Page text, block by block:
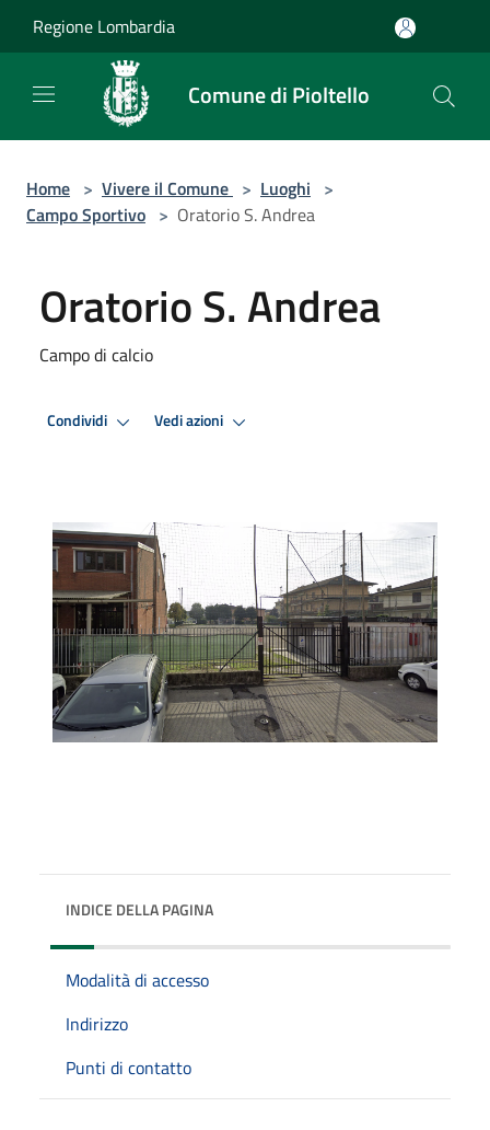
Regione Lombardia
Comune di Pioltello
Home > Vivere il Comune > Luoghi >
Campo Sportivo > Oratorio S. Andrea
Oratorio S. Andrea
Campo di calcio
Condividi Vedi azioni
INDICE DELLA PAGINA
Modalità di accesso
Indirizzo
Punti di contatto